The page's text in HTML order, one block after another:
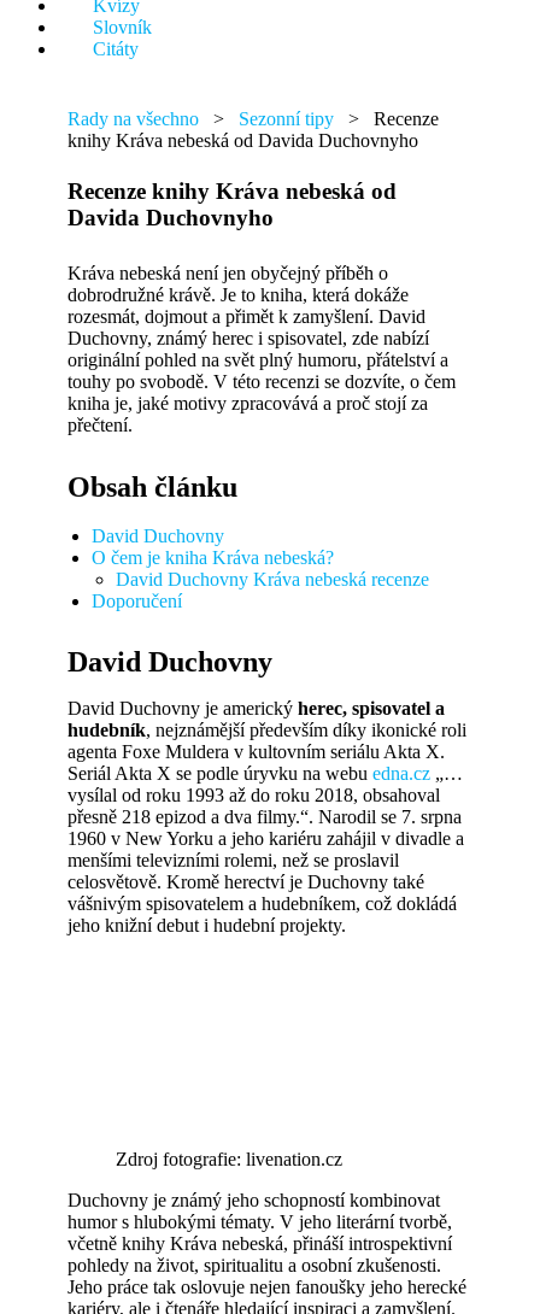
Kvízy
Slovník
Citáty
Rady na všechno > Sezonní tipy > Recenze
knihy Kráva nebeská od Davida Duchovnyho
Recenze knihy Kráva nebeská od
Davida Duchovnyho
Kráva nebeská není jen obyčejný příběh o
dobrodružné krávě. Je to kniha, která dokáže
rozesmát, dojmout a přimět k zamyšlení. David
Duchovny, známý herec i spisovatel, zde nabízí
originální pohled na svět plný humoru, přátelství a
touhy po svobodě. V této recenzi se dozvíte, o čem
kniha je, jaké motivy zpracovává a proč stojí za
přečtení.
Obsah článku
David Duchovny
O čem je kniha Kráva nebeská?
David Duchovny Kráva nebeská recenze
Doporučení
David Duchovny
David Duchovny je americký herec, spisovatel a
hudebník, nejznámější především díky ikonické roli
agenta Foxe Muldera v kultovním seriálu Akta X.
Seriál Akta X se podle úryvku na webu edna.cz „…
vysílal od roku 1993 až do roku 2018, obsahoval
přesně 218 epizod a dva filmy.“. Narodil se 7. srpna
1960 v New Yorku a jeho kariéru zahájil v divadle a
menšími televizními rolemi, než se proslavil
celosvětově. Kromě herectví je Duchovny také
vášnivým spisovatelem a hudebníkem, což dokládá
jeho knižní debut i hudební projekty.
Zdroj fotografie: livenation.cz
Duchovny je známý jeho schopností kombinovat
humor s hlubokými tématy. V jeho literární tvorbě,
včetně knihy Kráva nebeská, přináší introspektivní
pohledy na život, spiritualitu a osobní zkušenosti.
Jeho práce tak oslovuje nejen fanoušky jeho herecké
kariéry, ale i čtenáře hledající inspiraci a zamyšlení.